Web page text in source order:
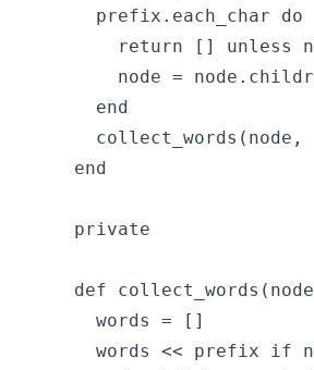
prefix.each_char do
return [] unless
node =
    end
collect_words(node,
  end
  private
def
    words = []
words << prefix if